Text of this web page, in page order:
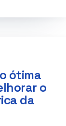
ótima
o
da